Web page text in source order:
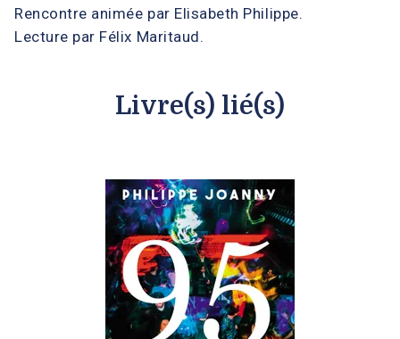
Rencontre animée par Elisabeth Philippe.
Lecture par Félix Maritaud.
Livre(s) lié(s)